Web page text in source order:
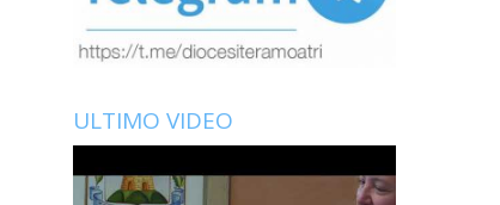
ULTIMO VIDEO